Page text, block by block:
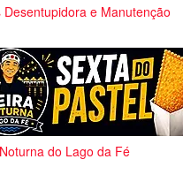
Desentupidora e Manutenção
do Lago da Fé